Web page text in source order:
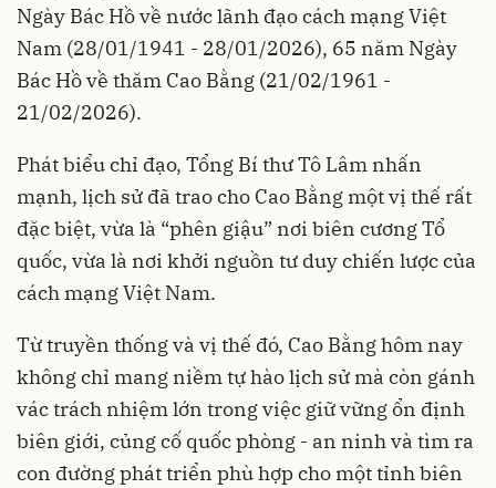
Ngày Bác Hồ về nước lãnh đạo cách mạng Việt
Nam (28/01/1941 - 28/01/2026), 65 năm Ngày
Bác Hồ về thăm Cao Bằng (21/02/1961 -
21/02/2026).
Phát biểu chỉ đạo, Tổng Bí thư Tô Lâm nhấn
mạnh, lịch sử đã trao cho Cao Bằng một vị thế rất
đặc biệt, vừa là “phên giậu” nơi biên cương Tổ
quốc, vừa là nơi khởi nguồn tư duy chiến lược của
cách mạng Việt Nam.
Từ truyền thống và vị thế đó, Cao Bằng hôm nay
không chỉ mang niềm tự hào lịch sử mà còn gánh
vác trách nhiệm lớn trong việc giữ vững ổn định
biên giới, củng cố quốc phòng - an ninh và tìm ra
con đường phát triển phù hợp cho một tỉnh biên